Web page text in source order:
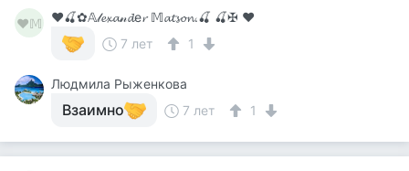
♥𝕄
♥🍒✿𝔸𝓁𝓮𝔁𝓪𝓃𝓭е𝓻 𝕄𝓪𝓽𝓼𝓸𝓷.🍒 🍒✠ ♥
7 лет
1
Людмила Рыженкова
Взаимно 7 лет 1